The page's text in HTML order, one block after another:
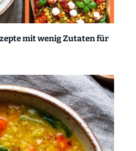
mit wenig Zutaten für